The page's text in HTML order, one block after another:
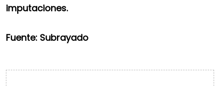
imputaciones.
Fuente: Subrayado